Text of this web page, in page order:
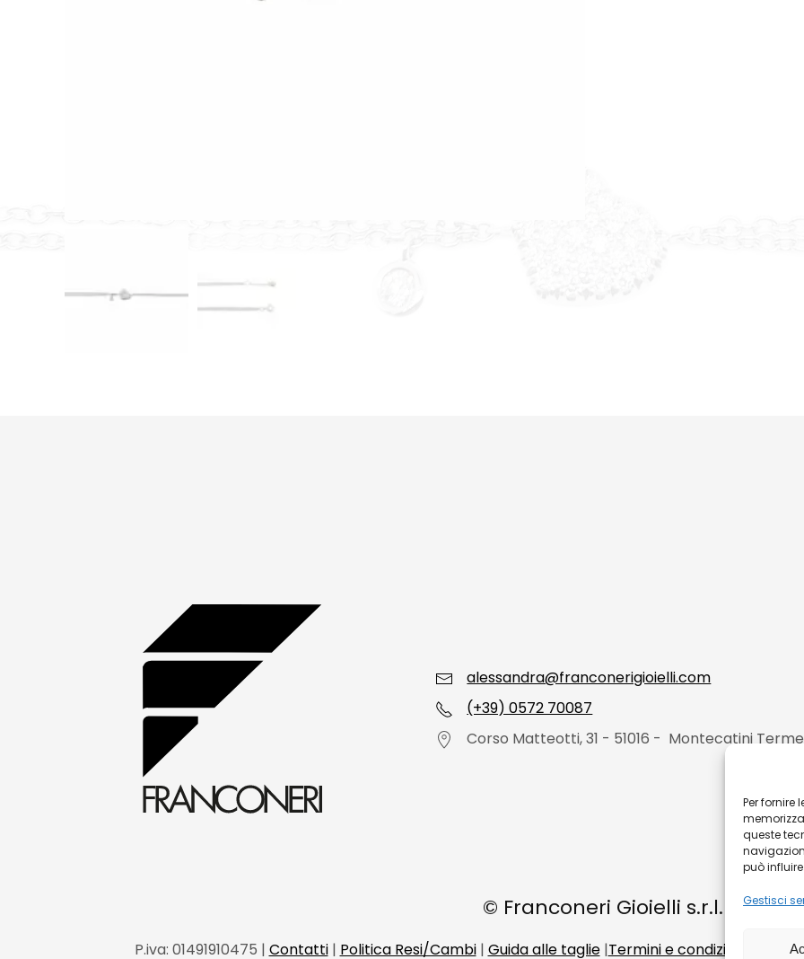
Per fornire
queste
può
Gestisci
alessandra@franconerigioielli.com
(+39) 0572 70087
Corso Matteotti, 31 - 51016 - Montecatini
© Franconeri Gioielli s.r.l.
P.iva: 01491910475 | Contatti| Politica Resi/Cambi| Guida alle taglie|Termini e condizioni di